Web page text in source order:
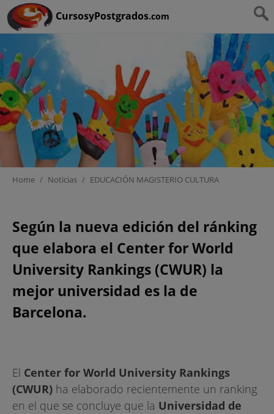
CursosyPostgrados.com
Ruta:HOME>
Barcelona
Home / Noticias / EDUCACIÓN MAGISTERIO CULTURA
Según la nueva edición del ránking
que elabora el Center for World
University Rankings (CWUR) la
mejor universidad es la de
Barcelona.
El Center for World University Rankings
(CWUR) ha elaborado recientemente un ranking
en el que se concluye que la Universidad de